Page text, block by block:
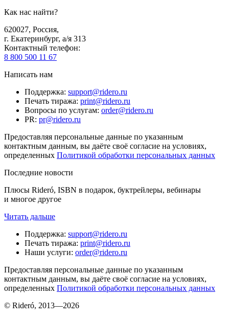
Как нас найти?
620027, Россия,
г. Екатеринбург, а/я 313
Контактный телефон:
8 800 500 11 67
Написать нам
Поддержка: support@ridero.ru
Печать тиража: print@ridero.ru
Вопросы по услугам: order@ridero.ru
PR: pr@ridero.ru
Предоставляя персональные данные по указанным
контактным данным, вы даёте своё согласие на условиях,
определенных Политикой обработки персональных данных
Последние новости
Плюсы Rideró, ISBN в подарок, буктрейлеры, вебинары
и многое другое
Читать дальше
Поддержка: support@ridero.ru
Печать тиража: print@ridero.ru
Наши услуги: order@ridero.ru
Предоставляя персональные данные по указанным
контактным данным, вы даёте своё согласие на условиях,
определенных Политикой обработки персональных данных
© Rideró, 2013—2026